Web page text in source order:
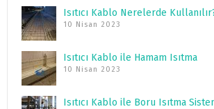
Isıtıcı Kablo Nerelerde
10 Nisan 2023
Isıtıcı Kablo ile Hamam Isıtma
10 Nisan 2023
Isıtıcı Kablo ile Boru Isıtma